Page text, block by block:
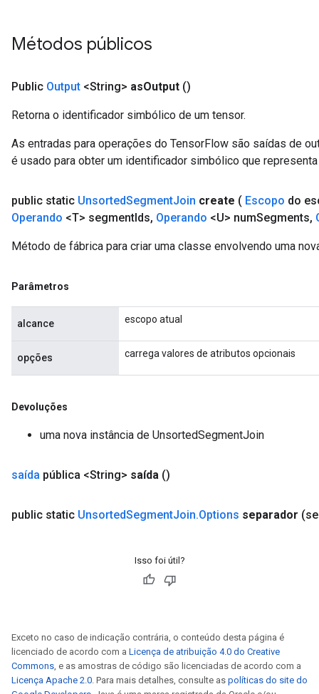
Métodos públicos
Public Output <String> asOutput ()
Retorna o identificador simbólico de um tensor.
As entradas para operações do TensorFlow são saídas de
é usado para obter um identificador simbólico que
public static UnsortedSegmentJoin create ( Escopo do
Operando <T> segmentIds, Operando <U> numSegments,
Método de fábrica para criar uma classe envolvendo uma
Parâmetros
alcance escopo atual
opções carrega valores de atributos opcionais
Devoluções
uma nova instância de UnsortedSegmentJoin
saída pública <String> saída ()
public static UnsortedSegmentJoin.Options separador
Isso foi útil?
Exceto no caso de indicação contrária, o conteúdo desta página é
licenciado de acordo com a Licença de atribuição 4.0 do Creative
Commons, e as amostras de código são licenciadas de acordo com a
Licença Apache 2.0. Para mais detalhes, consulte as políticas do site do